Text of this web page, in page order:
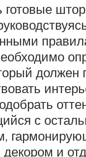
готовые
должен
с
и